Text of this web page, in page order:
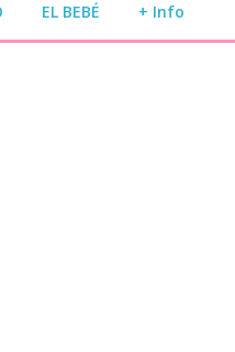
EL BEBÉ + Info